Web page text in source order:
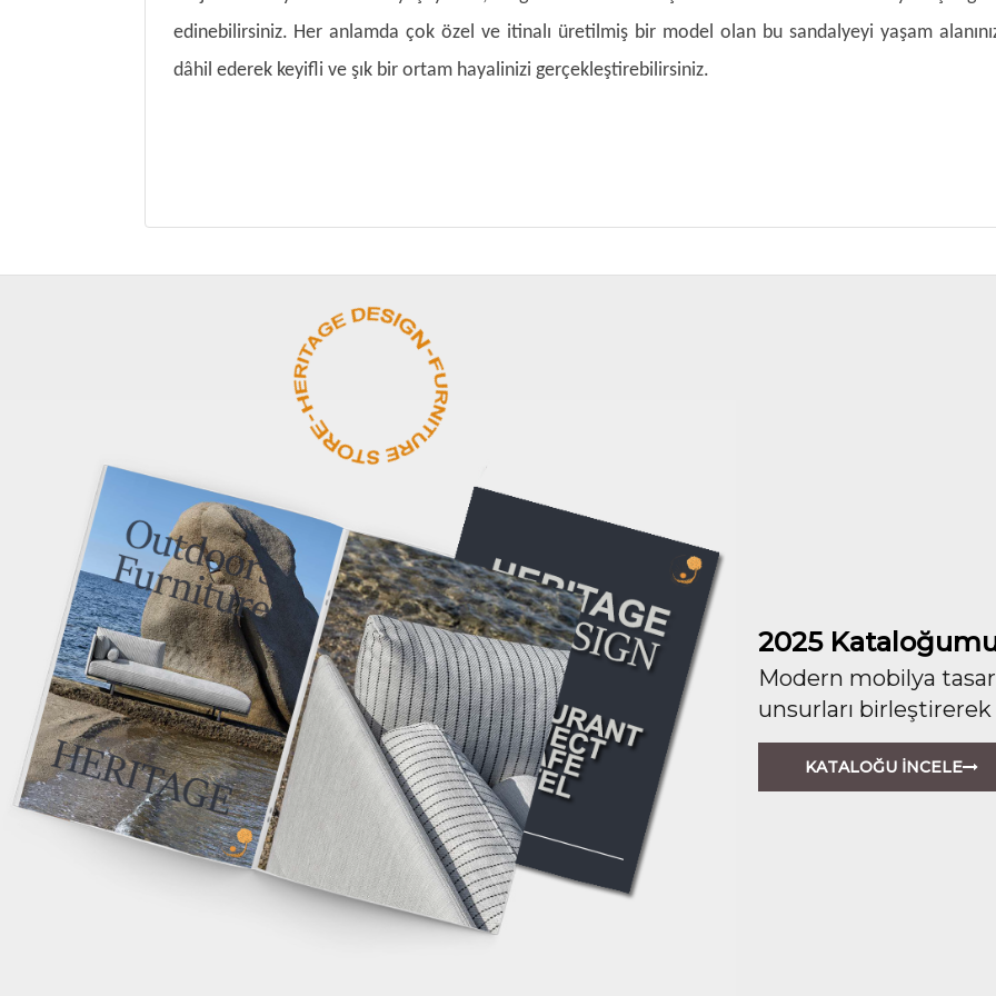
edinebilirsiniz. Her anlamda çok özel ve itinalı üretilmiş bir model olan bu sandalyeyi yaşam
dâhil ederek keyifli ve şık bir ortam hayalinizi gerçekleştirebilirsiniz.
2025
Modern mobilya
unsurları
KATALOĞU İNCELE